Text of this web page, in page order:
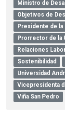
Ministro de
Objetivos de
Presidente de la
Prorrector de la
Relaciones
Sostenibilidad
Universidad
Vicepresidenta
Viña San Pedro